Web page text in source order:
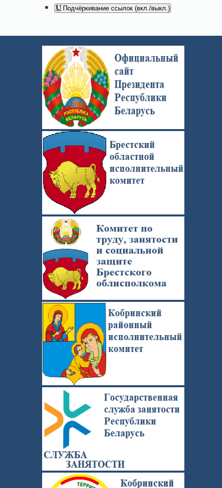
Подчёркивание ссылок (вкл./выкл.)